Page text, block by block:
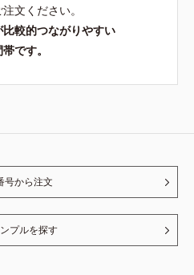
文ください。
較的つながりやすい
です。
号から注文
プルを探す